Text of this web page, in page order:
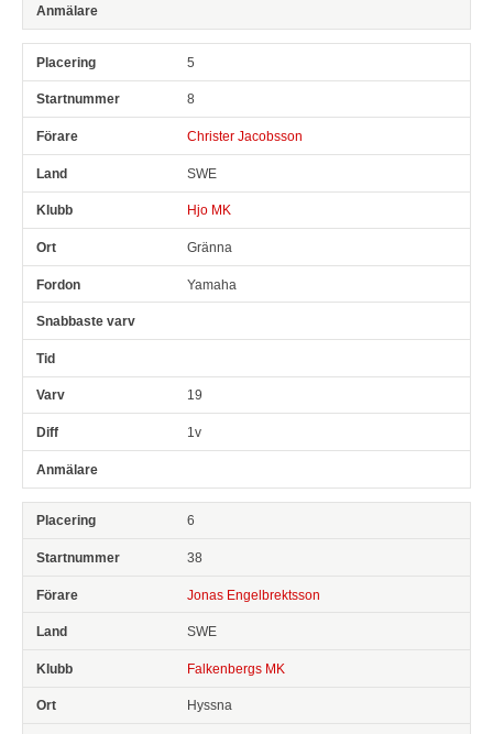
5
8
Christer Jacobsson
SWE
Hjo MK
Gränna
Yamaha
19
1v
6
38
Jonas Engelbrektsson
SWE
Falkenbergs MK
Hyssna